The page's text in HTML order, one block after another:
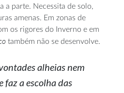
a parte. Necessita de solo,
amenas. Em zonas de
os rigores do Inverno e em
também não se desenvolve.
alheias nem
faz a escolha das